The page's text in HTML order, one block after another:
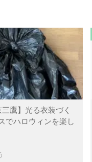
鷹】光る衣装づく
でハロウィンを楽し